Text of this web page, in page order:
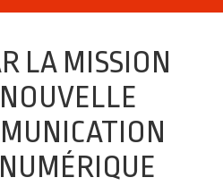
LA MISSION